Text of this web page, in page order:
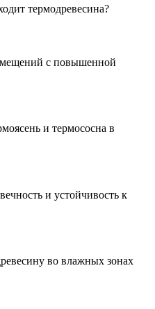
термодревесина?
с повышенной
и термососна в
и устойчивость к
во влажных зонах